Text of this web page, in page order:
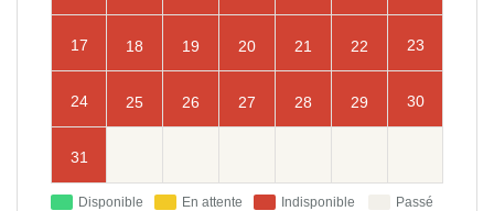
17 18 19 20 21 22 23
24 25 26 27 28 29 30
31
Disponible En attente Indisponible Passé